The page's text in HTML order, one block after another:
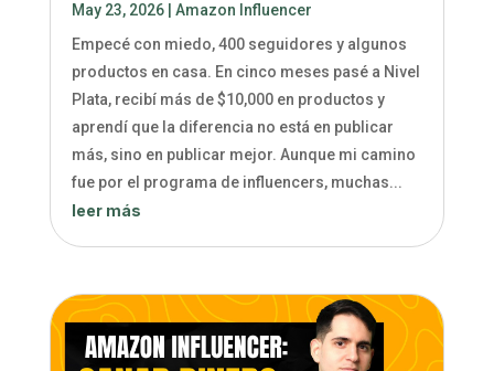
May 23, 2026| Amazon Influencer
Empecé con miedo, 400 seguidores y algunos
productos en casa. En cinco meses pasé a Nivel
Plata, recibí más de $10,000 en productos y
aprendí que la diferencia no está en publicar
más, sino en publicar mejor. Aunque mi camino
fue por el programa de influencers, muchas...
leer más